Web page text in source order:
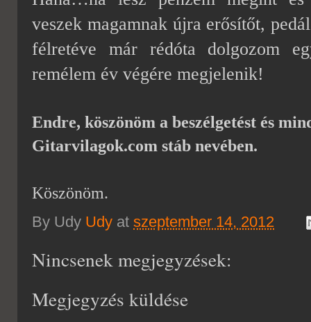
veszek magamnak újra erősítőt,
félretéve már rédóta dolgozom
remélem év végére megjelenik!
Endre, köszönöm a beszélgetést és
Gitarvilagok.com stáb nevében.
Köszönöm.
By Udy Udy at szeptember 14, 2012
Nincsenek megjegyzések:
Megjegyzés küldése